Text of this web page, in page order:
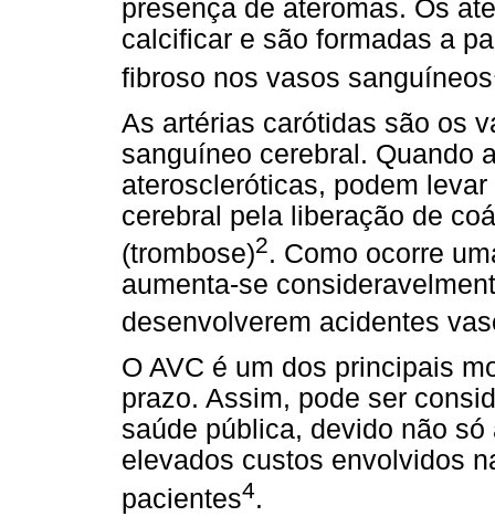
presença de ateromas. Os
calcificar e são formadas a
fibroso nos vasos sanguíneos
As artérias carótidas são os
sanguíneo cerebral. Quando
ateroscleróticas, podem
cerebral pela liberação de
(trombose)2. Como ocorre
aumenta-se
desenvolverem acidentes
O AVC é um dos principais
prazo. Assim, pode ser
saúde pública, devido não
elevados custos envolvidos
pacientes4.